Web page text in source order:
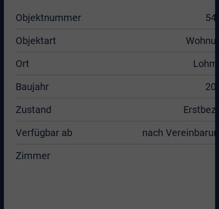
Objektnummer
Objektart
Ort
Baujahr
Zustand
Verfügbar ab
nach
Zimmer